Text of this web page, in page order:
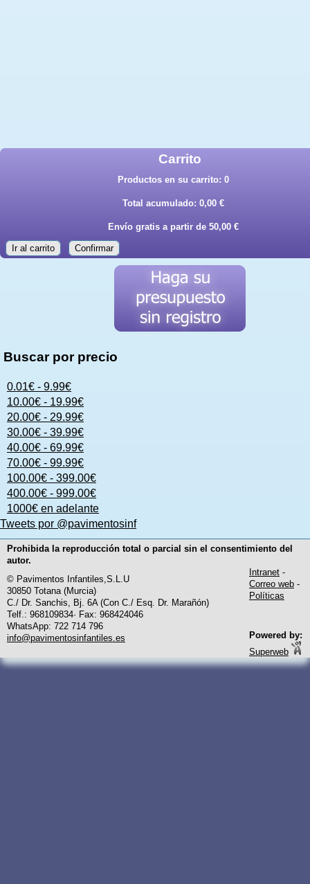
Carrito
Productos en su carrito: 0
Total acumulado: 0,00 €
Envío gratis a partir de 50,00 €
Ir al carrito Confirmar
Buscar por precio
0.01€ - 9.99€
10.00€ - 19.99€
20.00€ - 29.99€
30.00€ - 39.99€
40.00€ - 69.99€
70.00€ - 99.99€
100.00€ - 399.00€
400.00€ - 999.00€
1000€ en adelante
Tweets por @pavimentosinf
Prohibida la reproducción total o parcial sin el consentimiento del
autor.
© Pavimentos Infantiles,S.L.U
30850 Totana (Murcia)
C./ Dr. Sanchis, Bj. 6A (Con C./ Esq. Dr. Marañón)
Telf.: 968109834· Fax: 968424046
WhatsApp: 722 714 796
info@pavimentosinfantiles.es
Intranet -
Correo web -
Políticas
Powered by:
Superweb